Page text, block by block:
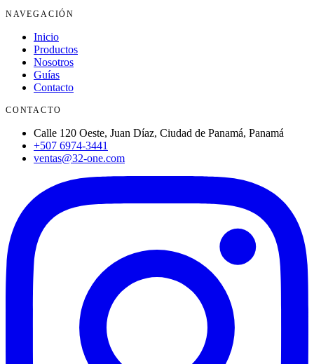
NAVEGACIÓN
Inicio
Productos
Nosotros
Guías
Contacto
CONTACTO
Calle 120 Oeste, Juan Díaz, Ciudad de Panamá, Panamá
+507 6974-3441
ventas@32-one.com